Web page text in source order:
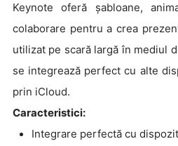
Keynote oferă șabloane,
colaborare pentru a crea
utilizat pe scară largă în mediul
se integrează perfect cu alte
prin iCloud.
Caracteristici:
Integrare perfectă cu